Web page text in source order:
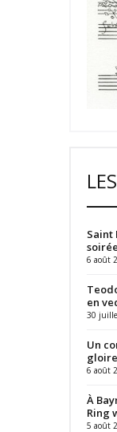
Saint
6 août
en
30
Un
6 août
À
Ring
5 août